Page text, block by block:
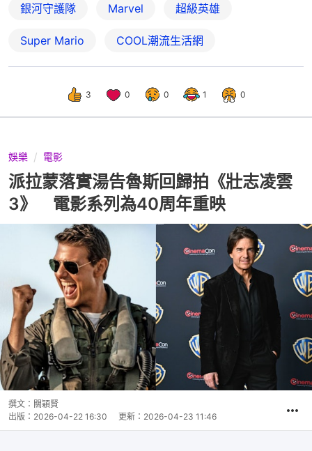
銀河守護隊 Marvel 超級英雄
Super Mario COOL潮流生活網
3 0 0 1 0
娛樂 電影
派拉蒙落實湯告魯斯回歸拍《壯志凌雲
3》 電影系列為40周年重映
撰文： 關穎賢
出版： 2026-04-22 16:30 更新： 2026-04-23 11:46